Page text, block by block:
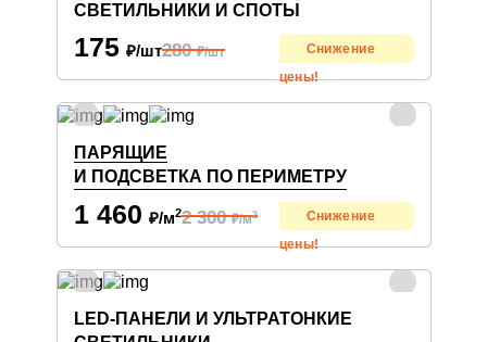
СВЕТИЛЬНИКИ И СПОТЫ
175 ₽/шт280₽/шт
Снижение
цены!
ПАРЯЩИЕ
И ПОДСВЕТКА ПО ПЕРИМЕТРУ
1 460 ₽/м22 300₽/м2
Снижение
цены!
LED-ПАНЕЛИ И УЛЬТРАТОНКИЕ